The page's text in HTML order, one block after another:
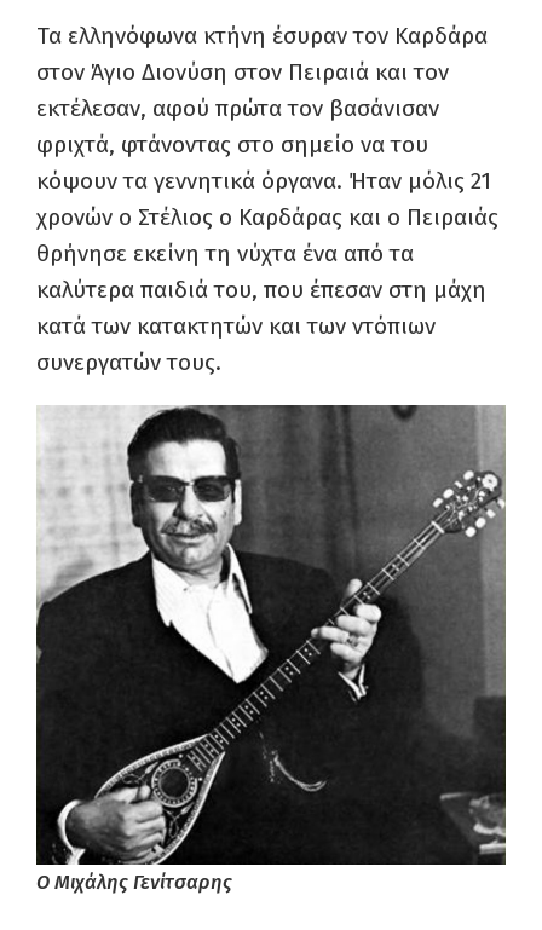
Τα ελληνόφωνα κτήνη έσυραν τον Καρδάρα
στον Άγιο Διονύση στον Πειραιά και τον
εκτέλεσαν, αφού πρώτα τον βασάνισαν
φριχτά, φτάνοντας στο σημείο να του
κόψουν τα γεννητικά όργανα. Ήταν μόλις 21
χρονών ο Στέλιος ο Καρδάρας και ο Πειραιάς
θρήνησε εκείνη τη νύχτα ένα από τα
καλύτερα παιδιά του, που έπεσαν στη μάχη
κατά των κατακτητών και των ντόπιων
συνεργατών τους.
Ο Μιχάλης Γενίτσαρης